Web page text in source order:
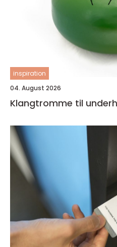
inspiration
04. August 2026
Klangtromme til